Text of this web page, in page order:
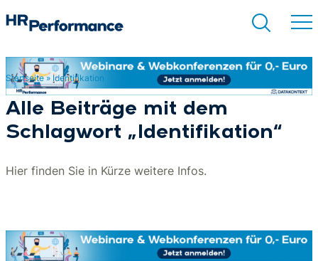
Suchen
Startseite» Identifikation
Alle Beiträge mit dem
Schlagwort „Identifikation“
Hier finden Sie in Kürze weitere Infos.